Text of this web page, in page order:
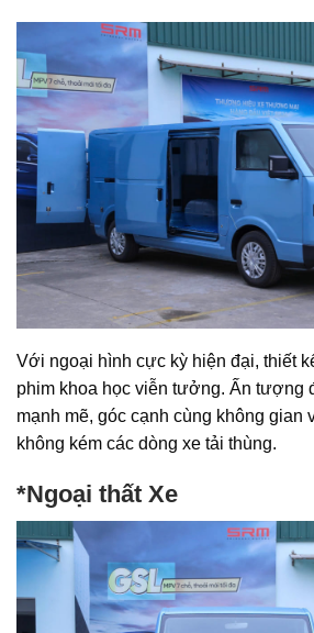
Với ngoại hình cực kỳ hiện đại, thiết
phim khoa học viễn tưởng. Ấn tượng
mạnh mẽ, góc cạnh cùng không gian
không kém các dòng xe tải thùng.
*Ngoại thất Xe